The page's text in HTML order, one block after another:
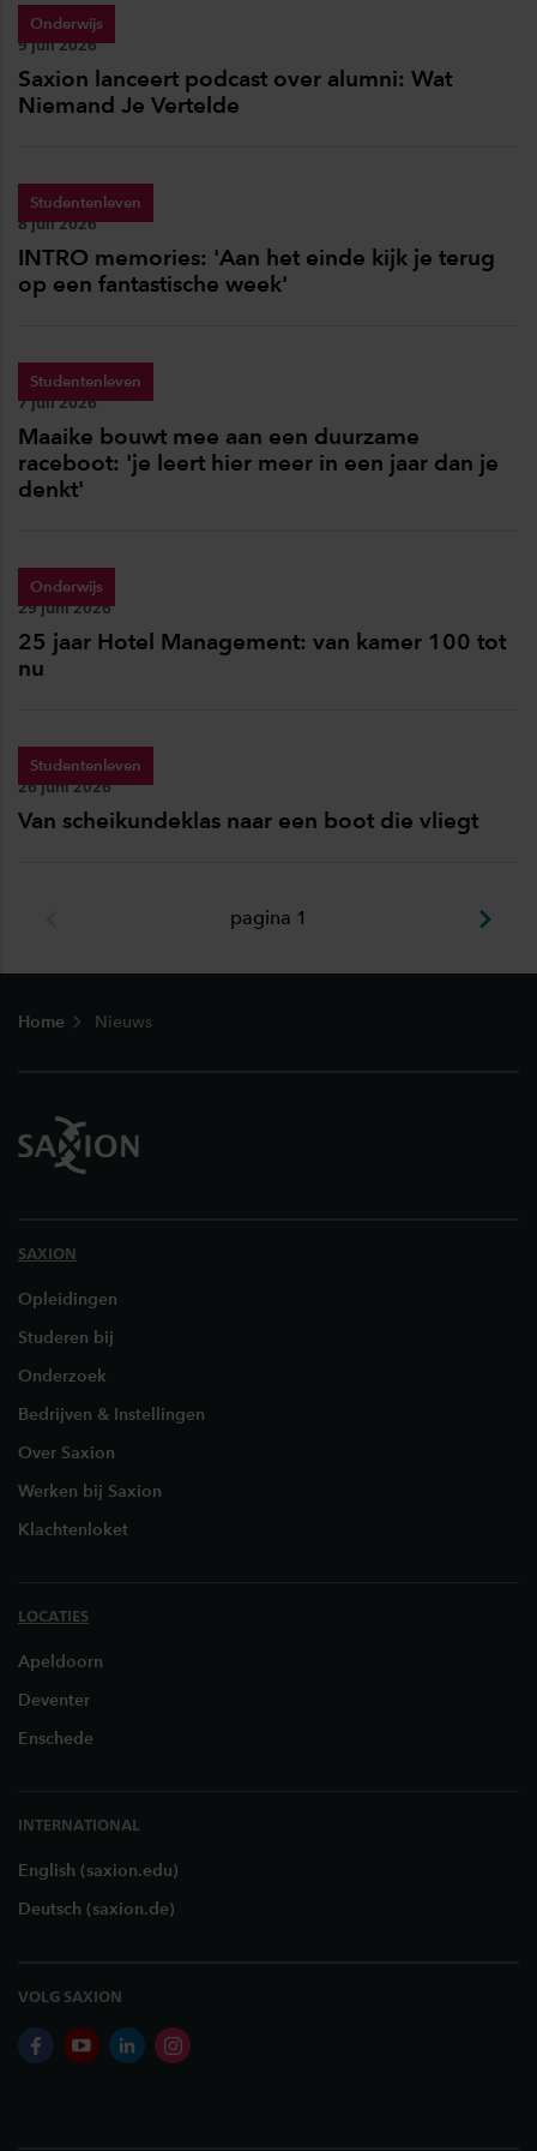
Onderwijs
Publicatiedatum:
9 juli 2026
Saxion lanceert podcast over alumni: Wat
Niemand Je Vertelde
Studentenleven
Publicatiedatum:
8 juli 2026
INTRO memories: 'Aan het einde kijk je terug
op een fantastische week'
Studentenleven
Publicatiedatum:
7 juli 2026
Maaike bouwt mee aan een duurzame
raceboot: 'je leert hier meer in een jaar dan je
denkt'
Onderwijs
Publicatiedatum:
29 juni 2026
25 jaar Hotel Management: van kamer 100 tot
nu
Studentenleven
Publicatiedatum:
26 juni 2026
Van scheikundeklas naar een boot die vliegt
pagina 1
Home Nieuws
SAXION
Opleidingen
Studeren bij
Onderzoek
Bedrijven & Instellingen
Over Saxion
Werken bij Saxion
Klachtenloket
LOCATIES
Apeldoorn
Deventer
Enschede
INTERNATIONAL
English (saxion.edu)
Deutsch (saxion.de)
VOLG SAXION
facebookyoutubelinkedininstagram